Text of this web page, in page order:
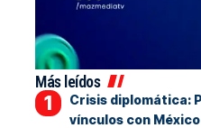
Más leídos
Crisis diplomática:
vínculos con